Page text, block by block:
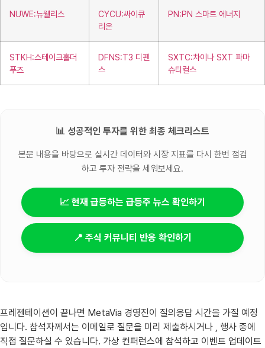
NUWE:뉴웰리스
CYCU:싸이큐
리온
PN:PN 스마트 에너지
STKH:스테이크홀더
푸즈
DFNS:T3 디펜
스
SXTC:차이나 SXT 파마
슈티컬스
📊 성공적인 투자를 위한 최종 체크리스트
본문 내용을 바탕으로 실시간 데이터와 시장 지표를 다시 한번 점검
하고 투자 전략을 세워보세요.
📈 현재 급등하는 급등주 뉴스 확인하기
📍 주식 커뮤니티 반응 확인하기
프레젠테이션이 끝나면 MetaVia 경영진이 질의응답 시간을 가질 예정
입니다. 참석자께서는 이메일로 질문을 미리 제출하시거나 , 행사 중에
직접 질문하실 수 있습니다. 가상 컨퍼런스에 참석하고 이벤트 업데이트